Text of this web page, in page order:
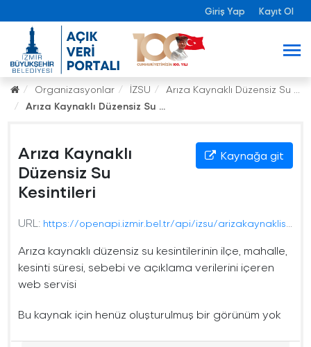
Giriş Yap Kayıt Ol
Organizasyonlar İZSU
Arıza Kaynaklı Düzensiz Su ...
Arıza Kaynaklı Düzensiz Su ...
Kaynağa git
Arıza Kaynaklı
Düzensiz Su
Kesintileri
URL: https://openapi.izmir.bel.tr/api/izsu/arizakaynaklisukesintileri
Arıza kaynaklı düzensiz su kesintilerinin ilçe, mahalle,
kesinti süresi, sebebi ve açıklama verilerini içeren
web servisi
Bu kaynak için henüz oluşturulmuş bir görünüm yok